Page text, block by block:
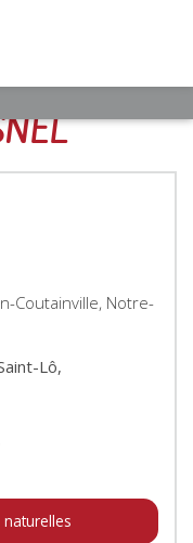
Coutainville, Notre-
Lô,